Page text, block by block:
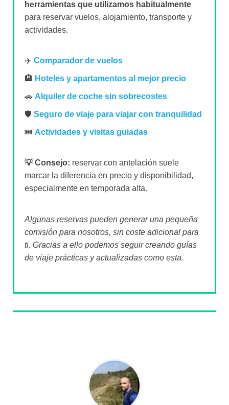
herramientas que utilizamos habitualmente
para reservar vuelos, alojamiento, transporte y
actividades.
✈️ Comparador de vuelos
🏨 Hoteles y apartamentos al mejor precio
🚗 Alquiler de coche sin sobrecostes
🛡️ Seguro de viaje para viajar con tranquilidad
🎟️ Actividades y visitas guiadas
💡 Consejo: reservar con antelación suele
marcar la diferencia en precio y disponibilidad,
especialmente en temporada alta.
Algunas reservas pueden generar una pequeña
comisión para nosotros, sin coste adicional para
ti. Gracias a ello podemos seguir creando guías
de viaje prácticas y actualizadas como esta.